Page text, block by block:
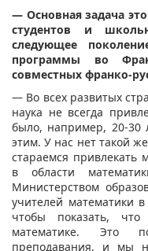
— Основная задача
студентов и
следующее
программы во
совместных франко-
— Во всех развитых
наука не всегда
было, например, 20-30
этим. У нас нет такой
стараемся привлекать
в области
Министерством
учителей математики
чтобы показать,
математике. Это
преподавания, и мы